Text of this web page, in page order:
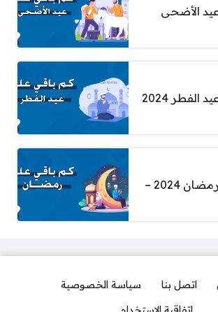
الأضحى
كم باقي على عيد الفطر 2024
كم باقي على رمضان 2024 –
اتصل بنا
سياسة الخصوصية